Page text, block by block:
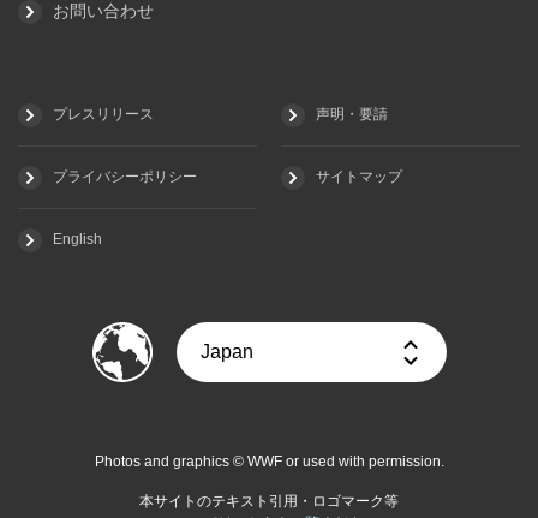
お問い合わせ
プレスリリース 声明・要請
プライバシーポリシー サイトマップ
English
Photos and graphics © WWF or used with permission.
本サイトのテキスト引用・ロゴマーク等